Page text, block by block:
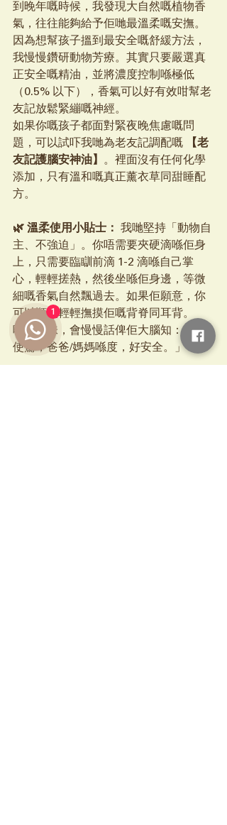
到晚年嘅時候，我發現大自然嘅植物香
氣，往往能夠給予佢哋最溫柔嘅安撫。
因為想幫孩子搵到最安全嘅舒緩方法，
我慢慢鑽研動物芳療。其實只要嚴選真
正安全嘅精油，並將濃度控制喺極低
（0.5% 以下），香氣可以好有效咁幫老
友記放鬆緊繃嘅神經。
如果你嘅孩子都面對緊夜晚焦慮嘅問
題，可以試吓我哋為老友記調配嘅
【老
友記護腦安神油】 。裡面沒有任何化學
添加，只有溫和嘅真正薰衣草同甜睡配
方。
🌿 溫柔使用小貼士：
我哋堅持「動物自
主、不強迫」。你唔需要夾硬滴喺佢身
上，只需要臨瞓前滴 1-2 滴喺自己掌
心，輕輕搓熱，然後坐喺佢身邊，等微
細嘅香氣自然飄過去。如果佢願意，你
可以順便輕輕撫摸佢嘅背脊同耳背。
呢個氣味，會慢慢話俾佢大腦知：「唔
使驚，爸爸/媽媽喺度，好安全。」
1